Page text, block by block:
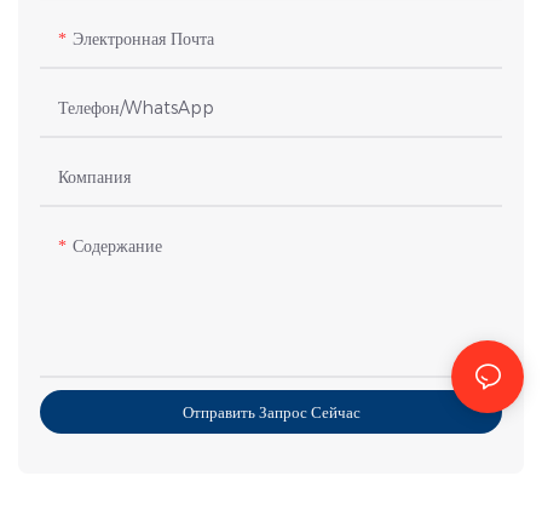
Электронная Почта
Телефон/WhatsApp
Компания
Содержание
Отправить Запрос Сейчас